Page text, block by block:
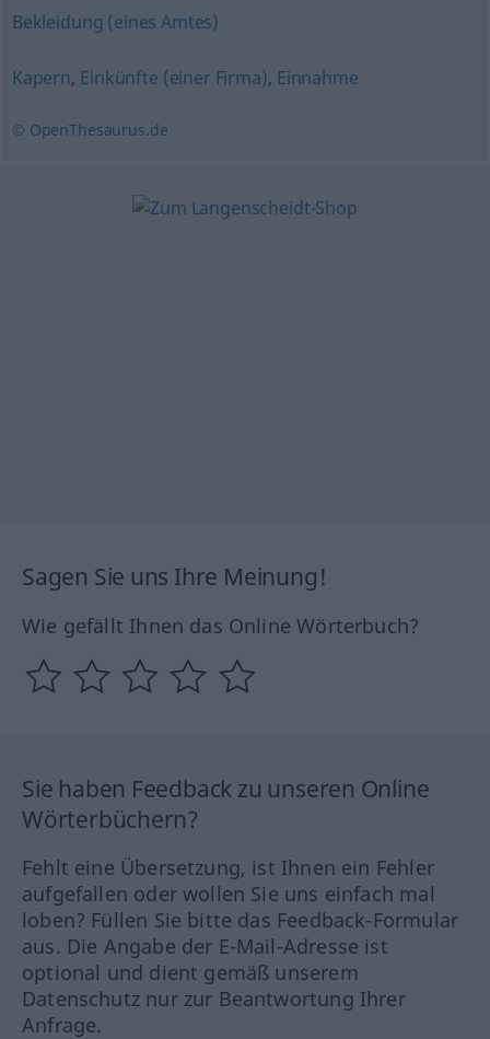
Bekleidung (eines Amtes)
Kapern, Einkünfte (einer Firma), Einnahme
© OpenThesaurus.de
Sagen Sie uns Ihre Meinung!
Wie gefällt Ihnen das Online Wörterbuch?
Sie haben Feedback zu unseren Online
Wörterbüchern?
Fehlt eine Übersetzung, ist Ihnen ein Fehler
aufgefallen oder wollen Sie uns einfach mal
loben? Füllen Sie bitte das Feedback-Formular
aus. Die Angabe der E-Mail-Adresse ist
optional und dient gemäß unserem
Datenschutz nur zur Beantwortung Ihrer
Anfrage.